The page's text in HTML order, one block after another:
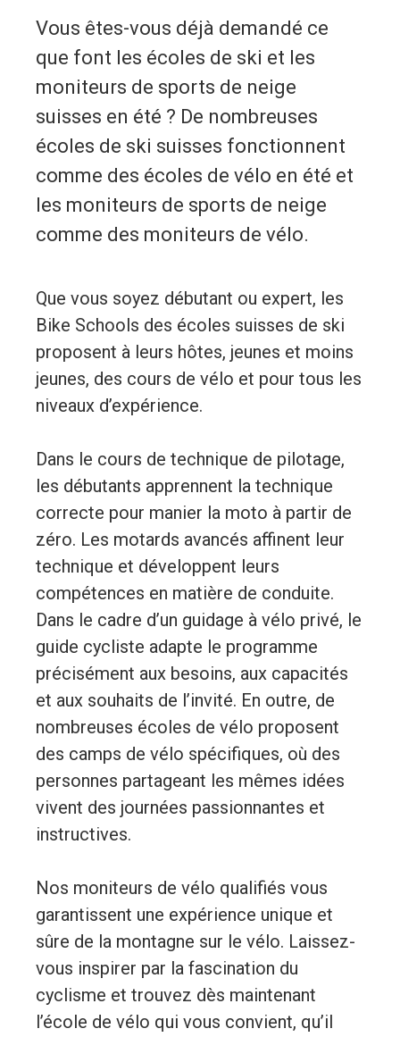
Vous êtes-vous déjà demandé ce
que font les écoles de ski et les
moniteurs de sports de neige
suisses en été ? De nombreuses
écoles de ski suisses fonctionnent
comme des écoles de vélo en été et
les moniteurs de sports de neige
comme des moniteurs de vélo.
Que vous soyez débutant ou expert, les
Bike Schools des écoles suisses de ski
proposent à leurs hôtes, jeunes et moins
jeunes, des cours de vélo et pour tous les
niveaux d’expérience.
Dans le cours de technique de pilotage,
les débutants apprennent la technique
correcte pour manier la moto à partir de
zéro. Les motards avancés affinent leur
technique et développent leurs
compétences en matière de conduite.
Dans le cadre d’un guidage à vélo privé, le
guide cycliste adapte le programme
précisément aux besoins, aux capacités
et aux souhaits de l’invité. En outre, de
nombreuses écoles de vélo proposent
des camps de vélo spécifiques, où des
personnes partageant les mêmes idées
vivent des journées passionnantes et
instructives.
Nos moniteurs de vélo qualifiés vous
garantissent une expérience unique et
sûre de la montagne sur le vélo. Laissez-
vous inspirer par la fascination du
cyclisme et trouvez dès maintenant
l’école de vélo qui vous convient, qu’il